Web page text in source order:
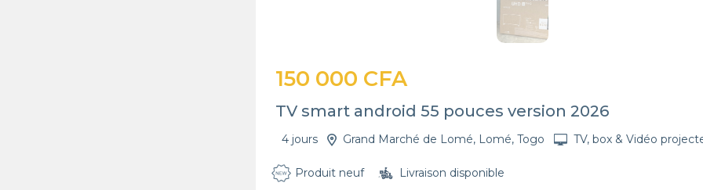
150 000 CFA
TV smart android 55 pouces version 2026
4 jours Grand Marché de Lomé, Lomé, Togo TV, box & Vidéo
Produit neuf Livraison disponible